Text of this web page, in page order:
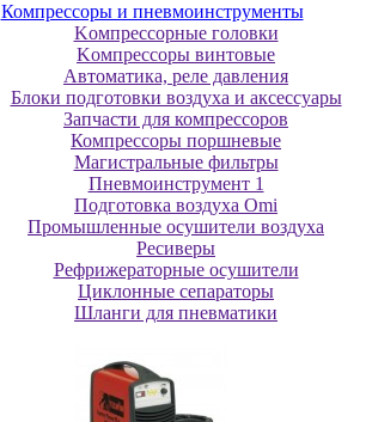
Компрессоры и пневмоинструменты
Koмпpeccopныe гoлoвки
Koмпpeccopы винтoвыe
Автоматика, реле давления
Блоки подготовки воздуха и аксессуары
Запчасти для компрессоров
Компрессоры поршневые
Магистральные фильтры
Пневмоинструмент 1
Подготовка воздуха Omi
Промышленные осушители воздуха
Ресиверы
Рефрижераторные осушители
Циклонные сепараторы
Шланги для пневматики